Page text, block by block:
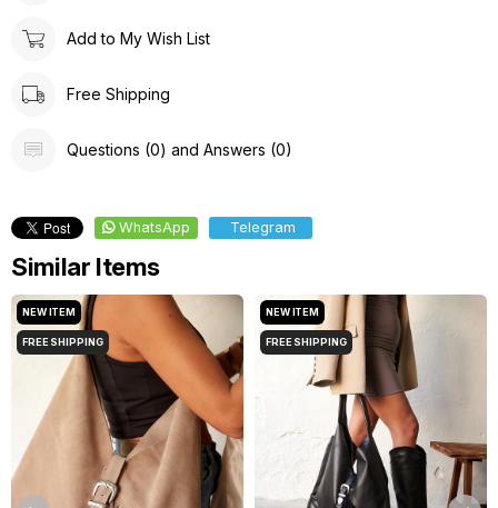
Add to My Wish List
Free Shipping
Questions (0) and Answers (0)
WhatsApp Telegram
Similar Items
NEW ITEM
FREE SHIPPING
NEW ITEM
FREE SHIPPING